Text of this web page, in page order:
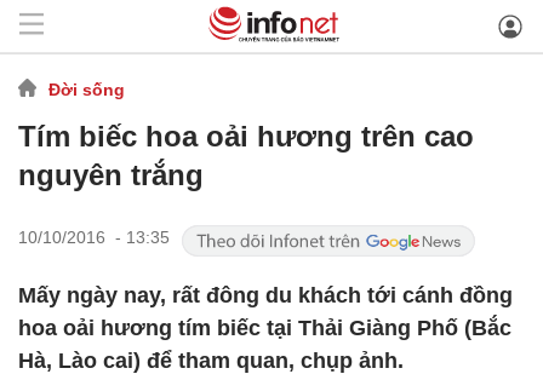
Đời sống
Tím biếc hoa oải hương trên cao
nguyên trắng
10/10/2016 - 13:35
Mấy ngày nay, rất đông du khách tới cánh đồng
hoa oải hương tím biếc tại Thải Giàng Phố (Bắc
Hà, Lào cai) để tham quan, chụp ảnh.